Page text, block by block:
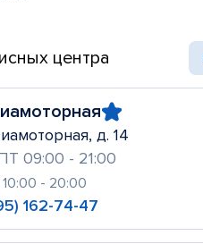
центра
д. 14
09:00 - 21:00
- 20:00
162-74-47